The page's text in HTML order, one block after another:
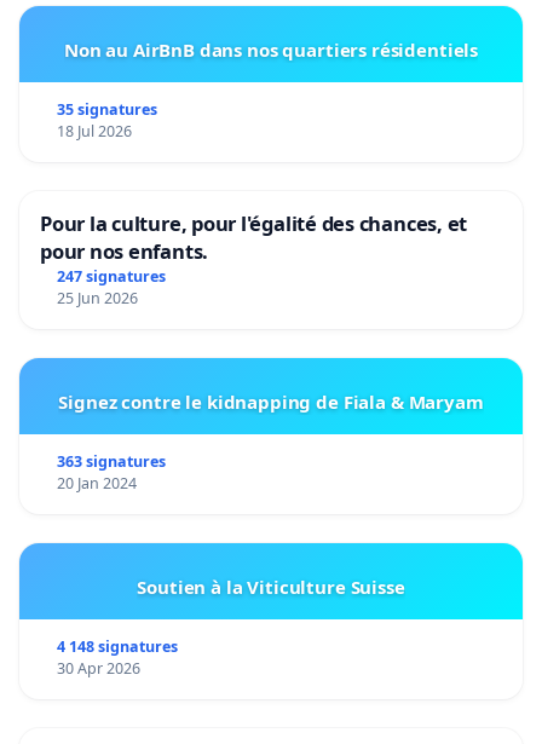
Non au AirBnB dans nos quartiers résidentiels
35 signatures
18 Jul 2026
Pour la culture, pour l'égalité des chances, et
pour nos enfants.
247 signatures
25 Jun 2026
Signez contre le kidnapping de Fiala & Maryam
363 signatures
20 Jan 2024
Soutien à la Viticulture Suisse
4 148 signatures
30 Apr 2026